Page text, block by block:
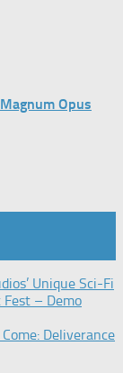
Opus
Unique Sci-Fi
Fest – Demo
Deliverance